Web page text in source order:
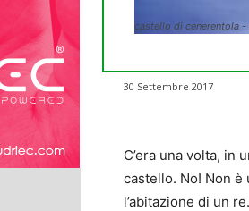
castello di cenerentola
30 Settembre 2017
C’era una volta, in
castello. No! Non è
l’abitazione di un